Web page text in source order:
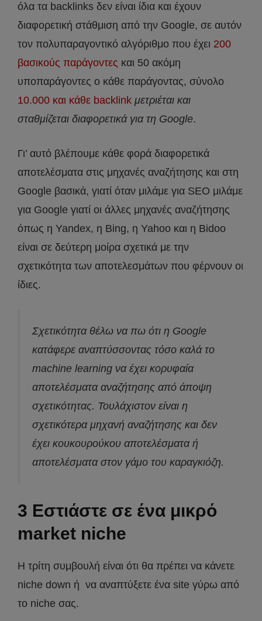
όλα τα backlinks δεν είναι ίδια και έχουν
διαφορετική στάθμιση από την Google, σε αυτόν
τον πολυπαραγοντικό αλγόριθμο που έχει 200
βασικούς παράγοντες και 50 ακόμη
υποπαράγοντες ο κάθε παράγοντας, σύνολο
10.000 και κάθε backlink μετριέται και
σταθμίζεται διαφορετικά για τη Google.
Γι’ αυτό βλέπουμε κάθε φορά διαφορετικά
αποτελέσματα στις μηχανές αναζήτησης και στη
Google βασικά, γιατί όταν μιλάμε για SEO μιλάμε
για Google γιατί οι άλλες μηχανές αναζήτησης
όπως η Yandex, η Bing, η Yahoo και η Bidoo
είναι σε δεύτερη μοίρα σχετικά με την
σχετικότητα των αποτελεσμάτων που φέρνουν οι
ίδιες.
Σχετικότητα θέλω να πω ότι η Google
κατάφερε αναπτύσσοντας τόσο καλά το
machine learning να έχει κορυφαία
αποτελέσματα αναζήτησης από άποψη
σχετικότητας. Τουλάχιστον είναι η
σχετικότερα μηχανή αναζήτησης και δεν
έχει κουκουρούκου αποτελέσματα ή
αποτελέσματα στον γάμο του καραγκιόζη.
3 Εστιάστε σε ένα μικρό
market niche
Η τρίτη συμβουλή είναι ότι θα πρέπει να κάνετε
niche down ή να αναπτύξετε ένα site γύρω από
το niche σας.